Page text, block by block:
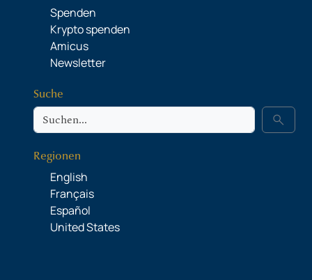
Spenden
Krypto spenden
Amicus
Newsletter
Suche
Suche search
Regionen
English
Français
Español
United States